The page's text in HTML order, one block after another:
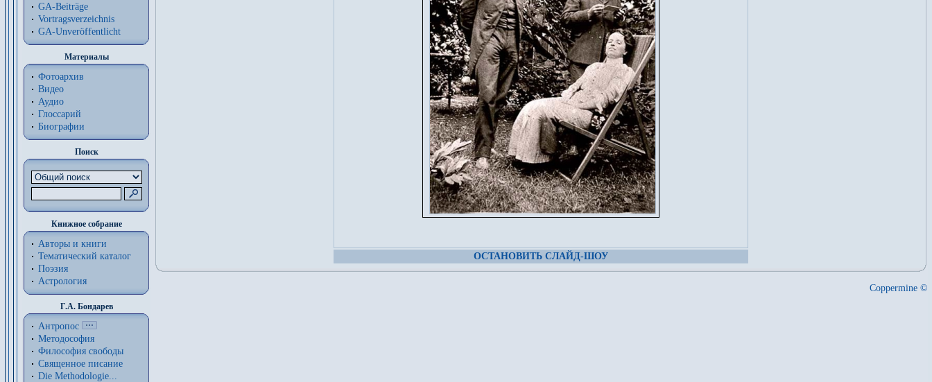
GA-Beiträge
Vortragsverzeichnis
GA-Unveröffentlicht
Материалы
Фотоархив
Видео
Аудио
Глоссарий
Биографии
Поиск
Книжное собрание
Авторы и книги
Тематический каталог
Поэзия
Астрология
Г.А. Бондарев
Антропос
Методософия
Философия cвободы
Священное писание
Die Methodologie...
ОСТАНОВИТЬ СЛАЙД-ШОУ
Coppermine ©